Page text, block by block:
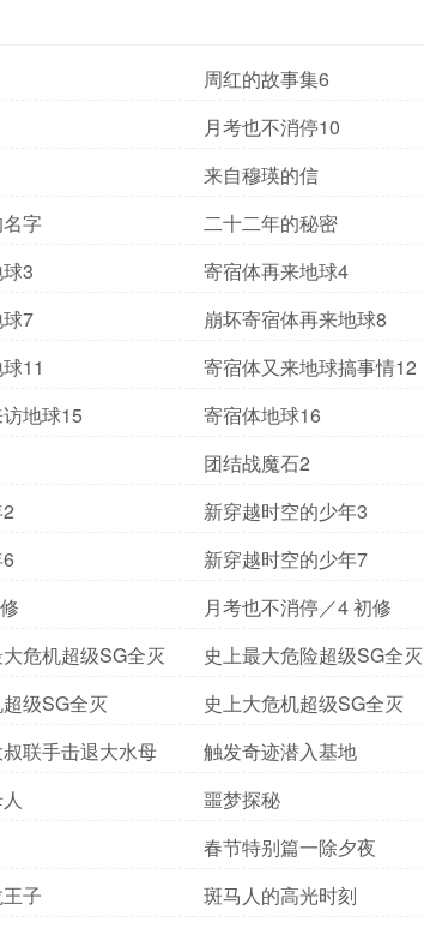
周红的故事集6
月考也不消停10
来自穆瑛的信
字
二十二年的秘密
3
寄宿体再来地球4
7
崩坏寄宿体再来地球8
11
寄宿体又来地球搞事情12
地球15
寄宿体地球16
团结战魔石2
新穿越时空的少年3
新穿越时空的少年7
月考也不消停／4 初修
危机超级SG全灭
史上最大危险超级SG全灭
级SG全灭
史上大危机超级SG全灭
联手击退大水母
触发奇迹潜入基地
噩梦探秘
春节特别篇一除夕夜
子
斑马人的高光时刻